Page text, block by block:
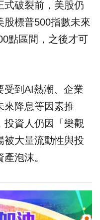
式破裂前，美股仍
股標普500指數未來
點區間，之後才可
受到AI熱潮、企業
來降息等因素推
投資人仍因「樂觀
被大量流動性與投
泡沫。